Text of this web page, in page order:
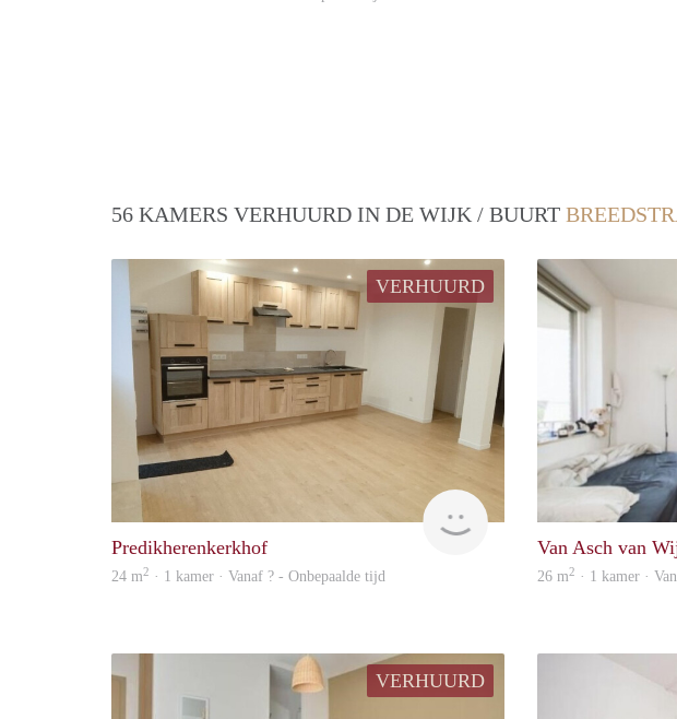
56 KAMERS VERHUURD IN DE WIJK / BUURT
VERHUURD
Predikherenkerkhof
24 m2 · 1 kamer · Vanaf ? - Onbepaalde tijd
Van Asch van
26 m2 · 1 kamer ·
VERHUURD